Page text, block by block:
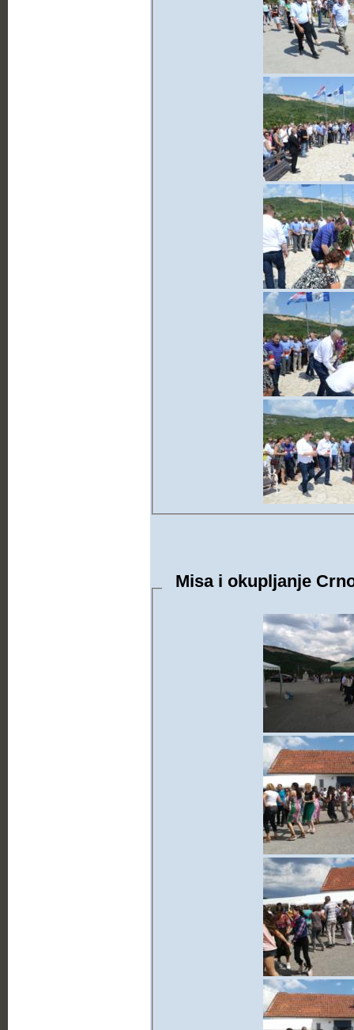
Misa i okupljanje